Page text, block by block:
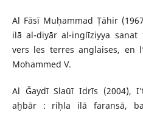
Al Fāsī Muḥammad Ṭāhir
ilā al-diyār al-inglīziyya sanat
vers les terres anglaises, en
Mohammed V.
Al Ǧaydī Slaūī Idrīs (2004),
aḫbār : riḥla ilā faransā,